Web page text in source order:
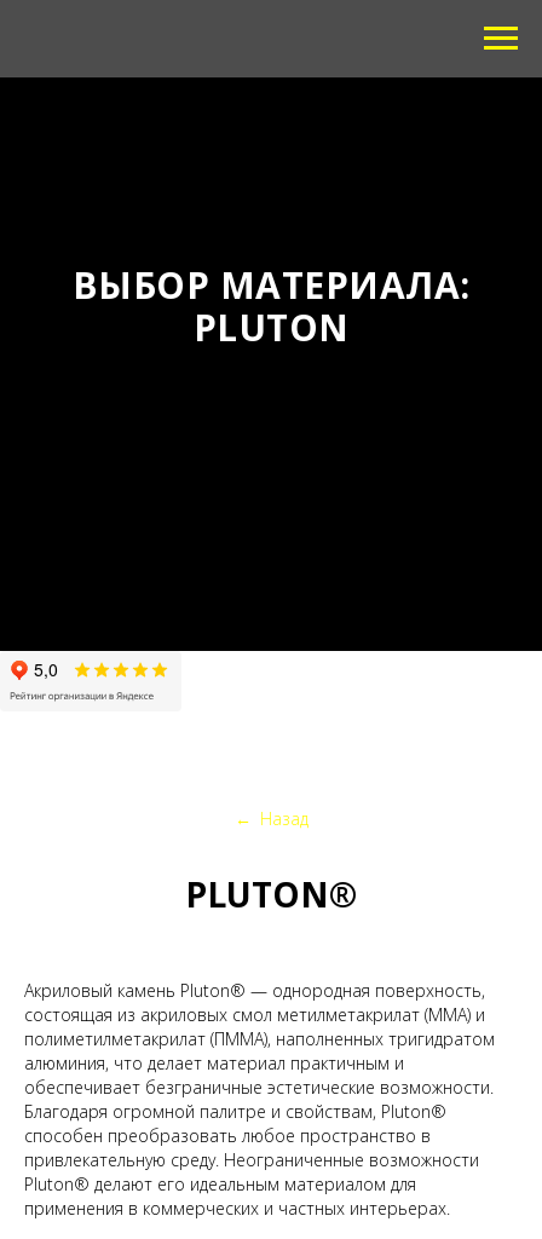
ВЫБОР МАТЕРИАЛА:
PLUTON
← Назад
PLUTON®
Акриловый камень Pluton® — однородная поверхность,
состоящая из акриловых смол метилметакрилат (ММА) и
полиметилметакрилат (ПММА), наполненных тригидратом
алюминия, что делает материал практичным и
обеспечивает безграничные эстетические возможности.
Благодаря огромной палитре и свойствам, Pluton®
способен преобразовать любое пространство в
привлекательную среду. Неограниченные возможности
Pluton® делают его идеальным материалом для
применения в коммерческих и частных интерьерах.